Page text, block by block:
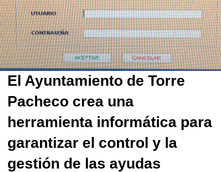
El Ayuntamiento de Torre
Pacheco crea una
herramienta informática para
garantizar el control y la
gestión de las ayudas